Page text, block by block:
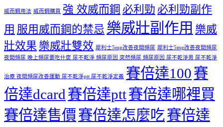
威而鋼用法 威而鋼購買 強 效威而鋼 必利勁 必利勁副作
用 服用威而鋼的禁忌 樂威壯副作用 樂威
壯效果 樂威壯雙效 犀利士5mg改善夜間頻尿 犀利士5mg改善夜間頻尿
夜間頻尿 晚上頻尿要吃什麼 尿不乾淨 頻尿原因 突然頻尿 頻尿原因 尿不乾淨男 尿不乾淨
治療 夜間頻尿改善運動 尿不乾淨ptt 尿不乾淨定義 賽倍達100賽
倍達dcard 賽倍達ptt賽倍達哪裡買
賽倍達售價 賽倍達怎麼吃賽倍達